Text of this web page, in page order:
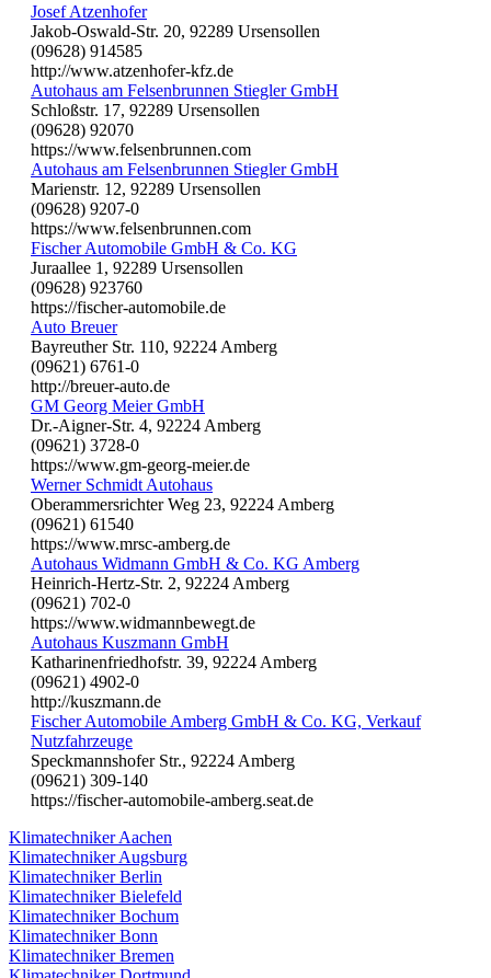
Josef Atzenhofer
Jakob-Oswald-Str. 20, 92289 Ursensollen
(09628) 914585
http://www.atzenhofer-kfz.de
Autohaus am Felsenbrunnen Stiegler GmbH
Schloßstr. 17, 92289 Ursensollen
(09628) 92070
https://www.felsenbrunnen.com
Autohaus am Felsenbrunnen Stiegler GmbH
Marienstr. 12, 92289 Ursensollen
(09628) 9207-0
https://www.felsenbrunnen.com
Fischer Automobile GmbH & Co. KG
Juraallee 1, 92289 Ursensollen
(09628) 923760
https://fischer-automobile.de
Auto Breuer
Bayreuther Str. 110, 92224 Amberg
(09621) 6761-0
http://breuer-auto.de
GM Georg Meier GmbH
Dr.-Aigner-Str. 4, 92224 Amberg
(09621) 3728-0
https://www.gm-georg-meier.de
Werner Schmidt Autohaus
Oberammersrichter Weg 23, 92224 Amberg
(09621) 61540
https://www.mrsc-amberg.de
Autohaus Widmann GmbH & Co. KG Amberg
Heinrich-Hertz-Str. 2, 92224 Amberg
(09621) 702-0
https://www.widmannbewegt.de
Autohaus Kuszmann GmbH
Katharinenfriedhofstr. 39, 92224 Amberg
(09621) 4902-0
http://kuszmann.de
Fischer Automobile Amberg GmbH & Co. KG, Verkauf
Nutzfahrzeuge
Speckmannshofer Str., 92224 Amberg
(09621) 309-140
https://fischer-automobile-amberg.seat.de
Klimatechniker Aachen
Klimatechniker Augsburg
Klimatechniker Berlin
Klimatechniker Bielefeld
Klimatechniker Bochum
Klimatechniker Bonn
Klimatechniker Bremen